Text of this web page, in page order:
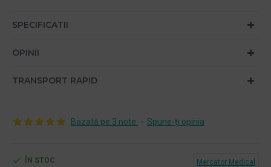
SPECIFICATII
OPINII
TRANSPORT RAPID
Bazată pe 3 note. - Spune-ţi opinia
ÎN STOC
Mercator Medical